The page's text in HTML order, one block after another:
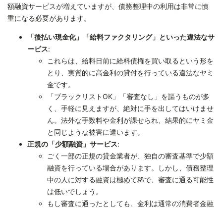
額融資サービスが増えていますが、債務整理中の利用は非常に慎
重になる必要があります。
「後払い現金化」「給料ファクタリング」といった違法なサ
ービス:
これらは、給料日前に給料債権を買い取るという形を
とり、実質的に高金利の貸付を行っている違法なヤミ
金です。
「ブラックリストOK」「審査なし」を謳うものが多
く、手軽に見えますが、絶対に手を出してはいけませ
ん。法外な手数料や金利が課せられ、結果的にヤミ金
と同じような被害に遭います。
正規の「少額融資」サービス:
ごく一部の正規の貸金業者が、独自の審査基準で少額
融資を行っている場合があります。しかし、債務整理
中の人に対する融資は極めて稀で、審査に通る可能性
は低いでしょう。
もし審査に通ったとしても、金利は通常の消費者金融